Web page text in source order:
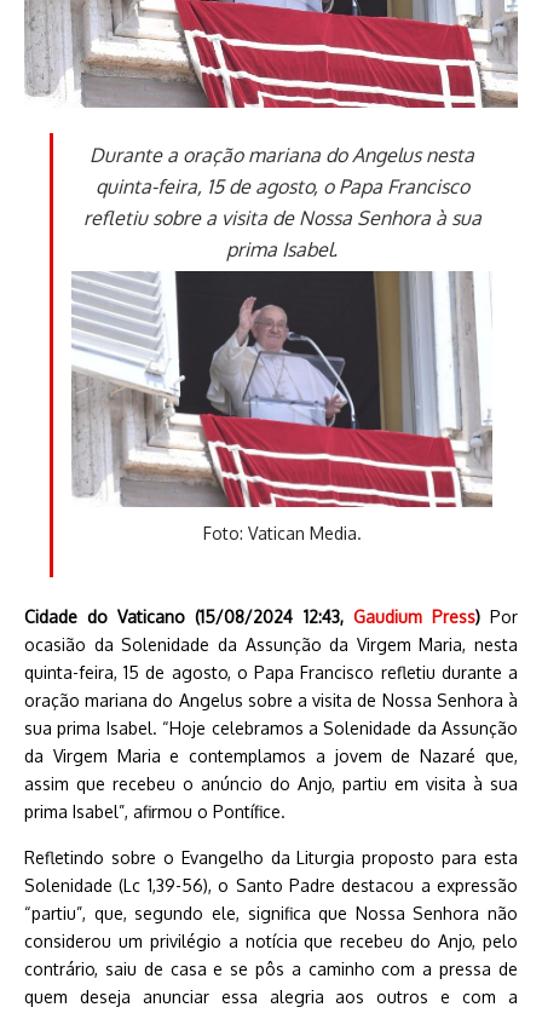
Durante a oração mariana do Angelus nesta
quinta-feira, 15 de agosto, o Papa Francisco
refletiu sobre a visita de Nossa Senhora à sua
prima Isabel.
Foto: Vatican Media.
Cidade do Vaticano (15/08/2024 12:43, Gaudium Press)Por
ocasião da Solenidade da Assunção da Virgem Maria, nesta
quinta-feira, 15 de agosto, o Papa Francisco refletiu durante a
oração mariana do Angelus sobre a visita de Nossa Senhora à
sua prima Isabel. “Hoje celebramos a Solenidade da Assunção
da Virgem Maria e contemplamos a jovem de Nazaré que,
assim que recebeu o anúncio do Anjo, partiu em visita à sua
prima Isabel”, afirmou o Pontífice.
Refletindo sobre o Evangelho da Liturgia proposto para esta
Solenidade (Lc 1,39-56), o Santo Padre destacou a expressão
“partiu”, que, segundo ele, significa que Nossa Senhora não
considerou um privilégio a notícia que recebeu do Anjo, pelo
contrário, saiu de casa e se pôs a caminho com a pressa de
quem deseja anunciar essa alegria aos outros e com a